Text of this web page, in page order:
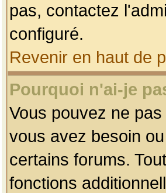
pas, contactez
configuré.
Revenir en haut de
Pourquoi n'ai-je
Vous pouvez ne
vous avez besoin
certains forums.
fonctions